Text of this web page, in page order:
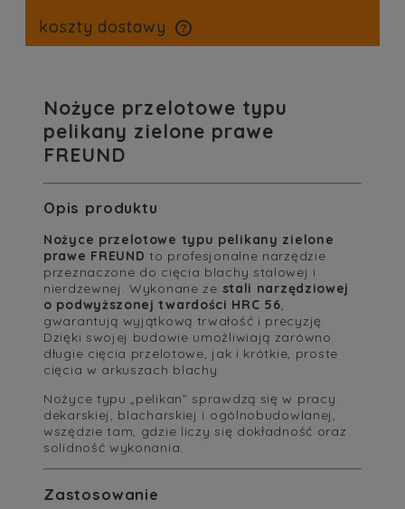
koszty dostawy
Nożyce przelotowe typu
pelikany zielone prawe
FREUND
Opis produktu
Nożyce przelotowe typu pelikany zielone
prawe FREUND to profesjonalne narzędzie
przeznaczone do cięcia blachy stalowej i
nierdzewnej. Wykonane ze stali narzędziowej
o podwyższonej twardości HRC 56,
gwarantują wyjątkową trwałość i precyzję.
Dzięki swojej budowie umożliwiają zarówno
długie cięcia przelotowe, jak i krótkie, proste
cięcia w arkuszach blachy.
Nożyce typu „pelikan” sprawdzą się w pracy
dekarskiej, blacharskiej i ogólnobudowlanej,
wszędzie tam, gdzie liczy się dokładność oraz
solidność wykonania.
Zastosowanie